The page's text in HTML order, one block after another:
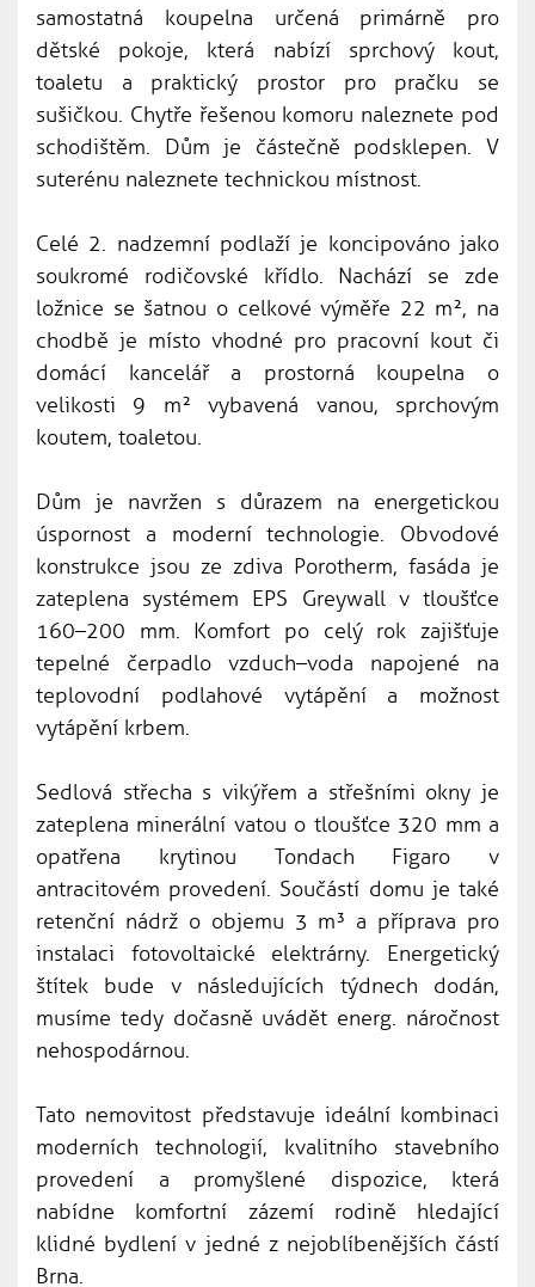
samostatná koupelna určená primárně pro
dětské pokoje, která nabízí sprchový kout,
toaletu a praktický prostor pro pračku se
sušičkou. Chytře řešenou komoru naleznete pod
schodištěm. Dům je částečně podsklepen. V
suterénu naleznete technickou místnost.
Celé 2. nadzemní podlaží je koncipováno jako
soukromé rodičovské křídlo. Nachází se zde
ložnice se šatnou o celkové výměře 22 m², na
chodbě je místo vhodné pro pracovní kout či
domácí kancelář a prostorná koupelna o
velikosti 9 m² vybavená vanou, sprchovým
koutem, toaletou.
Dům je navržen s důrazem na energetickou
úspornost a moderní technologie. Obvodové
konstrukce jsou ze zdiva Porotherm, fasáda je
zateplena systémem EPS Greywall v tloušťce
160–200 mm. Komfort po celý rok zajišťuje
tepelné čerpadlo vzduch–voda napojené na
teplovodní podlahové vytápění a možnost
vytápění krbem.
Sedlová střecha s vikýřem a střešními okny je
zateplena minerální vatou o tloušťce 320 mm a
opatřena krytinou Tondach Figaro v
antracitovém provedení. Součástí domu je také
retenční nádrž o objemu 3 m³ a příprava pro
instalaci fotovoltaické elektrárny. Energetický
štítek bude v následujících týdnech dodán,
musíme tedy dočasně uvádět energ. náročnost
nehospodárnou.
Tato nemovitost představuje ideální kombinaci
moderních technologií, kvalitního stavebního
provedení a promyšlené dispozice, která
nabídne komfortní zázemí rodině hledající
klidné bydlení v jedné z nejoblíbenějších částí
Brna.